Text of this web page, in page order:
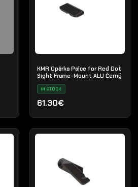
KMR Opěrka Palce for Red Dot
Sight Frame-Mount ALU Černý
IN STOCK
61.30€